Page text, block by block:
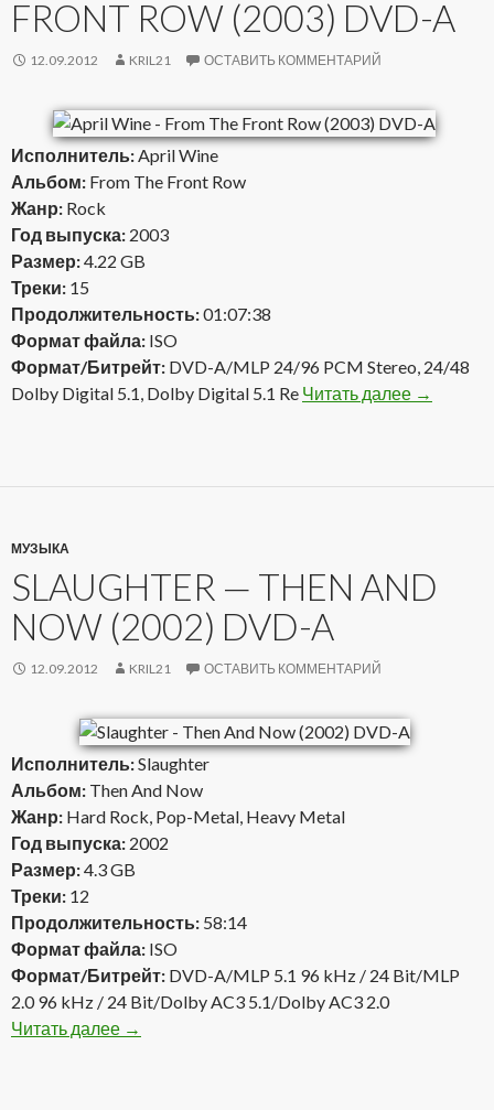
FRONT ROW (2003) DVD-A
12.09.2012 KRIL21 ОСТАВИТЬ КОММЕНТАРИЙ
Исполнитель:April Wine
Альбом: From The Front Row
Жанр: Rock
Год выпуска: 2003
Размер:4.22 GB
Треки: 15
Продолжительность:01:07:38
Формат файла: ISO
Формат/Битрейт: DVD-A/MLP 24/96 PCM Stereo, 24/48
Dolby Digital 5.1, Dolby Digital 5.1 Re Читать далее April
→
МУЗЫКА
SLAUGHTER — THEN AND
NOW (2002) DVD-A
12.09.2012 KRIL21 ОСТАВИТЬ КОММЕНТАРИЙ
Исполнитель:Slaughter
Альбом: Then And Now
Жанр: Hard Rock, Pop-Metal, Heavy Metal
Год выпуска: 2002
Размер:4.3 GB
Треки: 12
Продолжительность: 58:14
Формат файла: ISO
Формат/Битрейт: DVD-A/MLP 5.1 96 kHz / 24 Bit/MLP
2.0 96 kHz / 24 Bit/Dolby AC3 5.1/Dolby AC3 2.0
Читать далее Slaughter — Then And Now (2002) DVD-A
→